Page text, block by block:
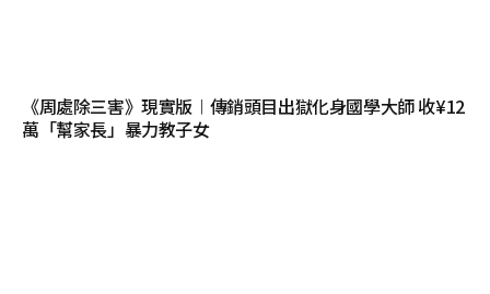
《周處除三害》現實版︱傳銷頭目出獄化身國學大師 收¥12
萬「幫家長」暴力教子女